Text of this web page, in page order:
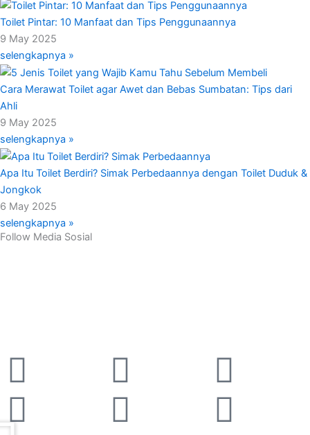
Toilet Pintar: 10 Manfaat dan Tips Penggunaannya
9 May 2025
selengkapnya »
Cara Merawat Toilet agar Awet dan Bebas Sumbatan: Tips dari
Ahli
9 May 2025
selengkapnya »
Apa Itu Toilet Berdiri? Simak Perbedaannya dengan Toilet Duduk &
Jongkok
6 May 2025
selengkapnya »
Follow Media Sosial
Facebook-
f
Instagram
LinkedinTwitter